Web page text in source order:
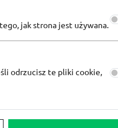
jak strona jest używana.
odrzucisz te pliki cookie,